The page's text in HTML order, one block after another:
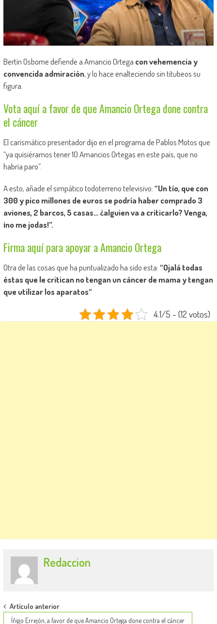
Bertín Osborne defiende a Amancio Ortega con vehemencia y
convencida admiración, y lo hace enalteciendo sin titubeos su
figura.
Vota aquí a favor de que Amancio Ortega done contra
el cáncer
El carismático presentador dijo en el programa de Pablos Motos que
“ya quisiéramos tener 10 Amancios Ortegas en este país, que no
habría paro”.
A esto, añade el simpático todoterreno televisivo:“Un tío, que con
300 y pico millones de euros se podría haber comprado 3
aviones, 2 barcos, 5 casas… ¿alguien va a criticarlo? Venga,
¡no me jodas!”.
Firma aquí para apoyar a Amancio Ortega
Otra de las cosas que ha puntualizado ha sido esta:“Ojalá todas
éstas que le critican no tengan un cáncer de mama y tengan
que utilizar los aparatos“
4.1/5 - (12 votos)
Redaccion
Post
Artículo anterior
Íñigo Errejón, a favor de que Amancio Ortega done contra el cáncer